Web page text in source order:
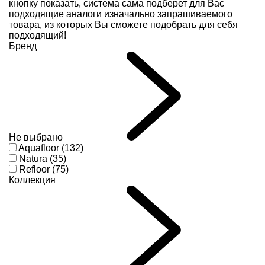
кнопку показать, система сама подберет для Вас
подходящие аналоги изначально запрашиваемого
товара, из которых Вы сможете подобрать для себя
подходящий!
Бренд
Не выбрано
Aquafloor (132)
Natura (35)
Refloor (75)
Коллекция